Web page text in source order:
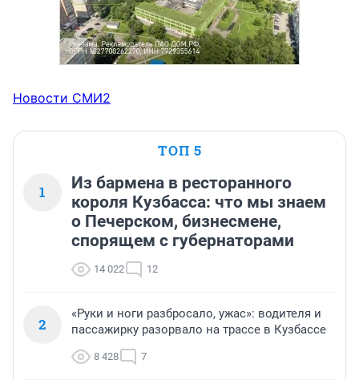
Новости СМИ2
ТОП 5
1
Из бармена в ресторанного
короля Кузбасса: что мы знаем
о Печерском, бизнесмене,
спорящем с губернаторами
14 022 12
2
«Руки и ноги разбросало, ужас»: водителя и
пассажирку разорвало на трассе в Кузбассе
8 428 7